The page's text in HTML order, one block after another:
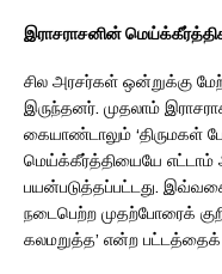
இராசராசனின்
சில அரசர்கள் ஒன்றுக்கு
இருந்தனர். முதலாம்
கையாண்டாலும் ‘திருமகள்
மெய்க்கீர்த்தியையே எட்டாம்
பயன்படுத்தப்பட்டது.
நடைபெற்ற முதற்போரைக்
கலமறுத்த’ என்ற பட்டத்தைக்